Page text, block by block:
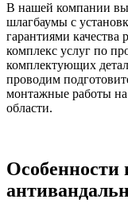
В нашей компании вы
шлагбаумы с
гарантиями
комплекс услуг по
комплектующих
проводим
монтажные работы
области.
Особенности